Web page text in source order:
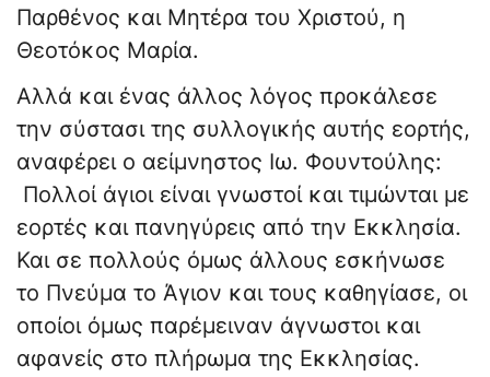
Παρθένος και Μητέρα του Χριστού, η
Θεοτόκος Μαρία.
Αλλά και ένας άλλος λόγος προκάλεσε
την σύστασι της συλλογικής αυτής εορτής,
αναφέρει ο αείμνηστος Ιω. Φουντούλης:
Πολλοί άγιοι είναι γνωστοί και τιμώνται με
εορτές και πανηγύρεις από την Εκκλησία.
Και σε πολλούς όμως άλλους εσκήνωσε
το Πνεύμα το Άγιον και τους καθηγίασε, οι
οποίοι όμως παρέμειναν άγνωστοι και
αφανείς στο πλήρωμα της Εκκλησίας.